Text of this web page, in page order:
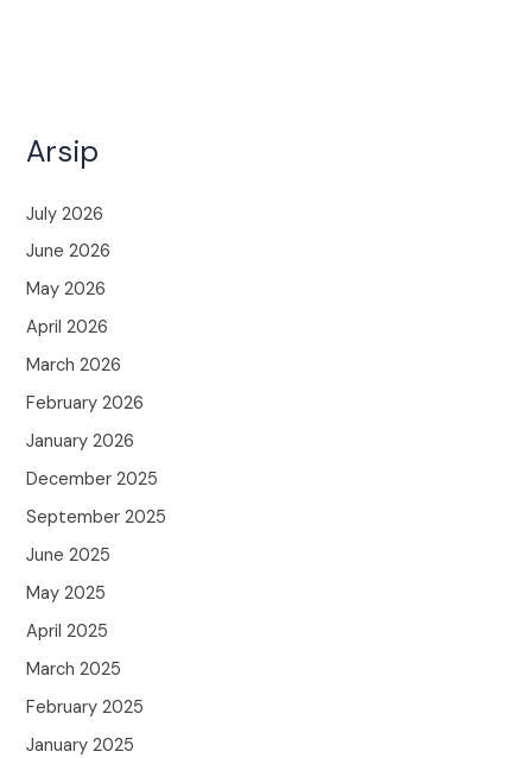
Arsip
July 2026
June 2026
May 2026
April 2026
March 2026
February 2026
January 2026
December 2025
September 2025
June 2025
May 2025
April 2025
March 2025
February 2025
January 2025